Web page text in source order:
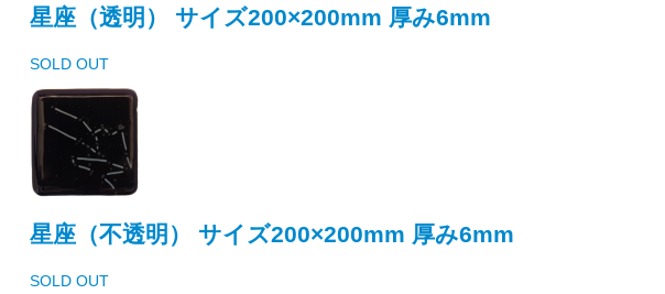
星座（透明） サイズ200×200mm 厚み6mm
SOLD OUT
星座（不透明） サイズ200×200mm 厚み6mm
SOLD OUT